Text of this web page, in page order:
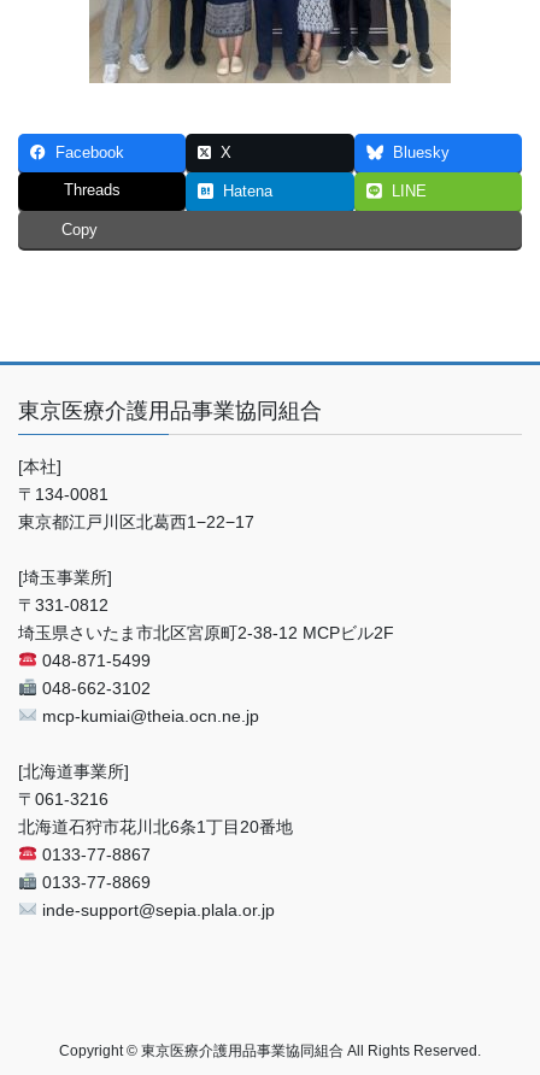
Facebook X Bluesky
Threads Hatena LINE
Copy
東京医療介護用品事業協同組合
[本社]
〒134-0081
東京都江戸川区北葛西1−22−17
[埼玉事業所]
〒331-0812
埼玉県さいたま市北区宮原町2-38-12 MCPビル2F
048-871-5499
048-662-3102
mcp-kumiai@theia.ocn.ne.jp
[北海道事業所]
〒061-3216
北海道石狩市花川北6条1丁目20番地
0133-77-8867
0133-77-8869
inde-support@sepia.plala.or.jp
Copyright © 東京医療介護用品事業協同組合 All Rights Reserved.